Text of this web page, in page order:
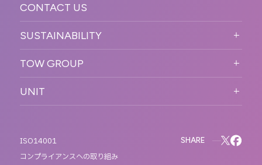
ORGANIZATION CHART
HISTORY
CONTACT US
SUSTAINABILITY
サステナビリティ
TOW GROUP
MOTTO
BLUES MOBILE
UNIT
ISO14001
コンプライアンスへの取り組み
SHARE